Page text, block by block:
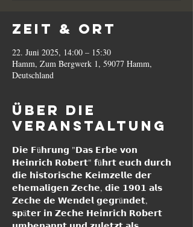
Zeit & Ort
22. Juni 2025, 14:00 – 15:30
Hamm, Zum Bergwerk 1, 59077 Hamm,
Deutschland
Über die
Veranstaltung
𝗗𝗶𝗲 𝗙ü𝗵𝗿𝘂𝗻𝗴 "𝗗𝗮𝘀 𝗘𝗿𝗯𝗲 𝘃𝗼𝗻
𝗛𝗲𝗶𝗻𝗿𝗶𝗰𝗵 𝗥𝗼𝗯𝗲𝗿𝘁" 𝗳ü𝗵𝗿𝘁 𝗲𝘂𝗰𝗵 𝗱𝘂𝗿𝗰𝗵
𝗱𝗶𝗲 𝗵𝗶𝘀𝘁𝗼𝗿𝗶𝘀𝗰𝗵𝗲 𝗞𝗲𝗶𝗺𝘇𝗲𝗹𝗹𝗲 𝗱𝗲𝗿
𝗲𝗵𝗲𝗺𝗮𝗹𝗶𝗴𝗲𝗻 𝗭𝗲𝗰𝗵𝗲, 𝗱𝗶𝗲 𝟭𝟵𝟬𝟭 𝗮𝗹𝘀
𝗭𝗲𝗰𝗵𝗲 𝗱𝗲 𝗪𝗲𝗻𝗱𝗲𝗹 𝗴𝗲𝗴𝗿ü𝗻𝗱𝗲𝘁,
𝘀𝗽ä𝘁𝗲𝗿 𝗶𝗻 𝗭𝗲𝗰𝗵𝗲 𝗛𝗲𝗶𝗻𝗿𝗶𝗰𝗵 𝗥𝗼𝗯𝗲𝗿𝘁